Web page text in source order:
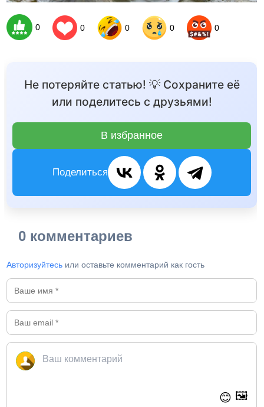
0 0 0 0 0
Не потеряйте статью! 💡 Сохраните её
или поделитесь с друзьями!
В избранное
Поделиться
0 комментариев
Авторизуйтесь или оставьте комментарий как гость
😊 🖼️